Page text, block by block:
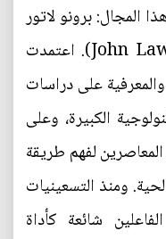
المجال: برونو لاتور
(Bruno Latour)، وجون لو (John Law). اعتمدت
على دراسات
الكبيرة، وعلى
لفهم طريقة
ومنذ التسعينيات
شائعة كأداة